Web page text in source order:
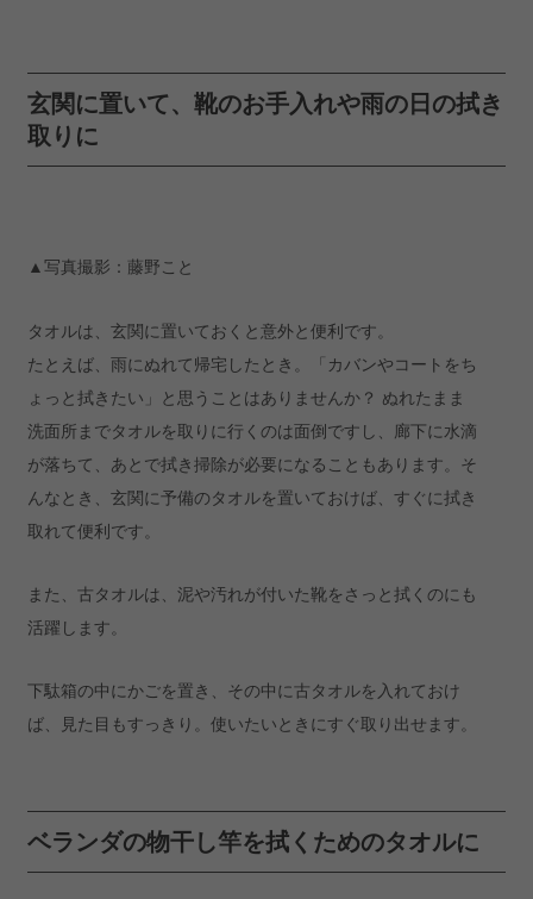
玄関に置いて、靴のお手入れや雨の日の拭き
取りに
▲写真撮影：藤野こと
タオルは、玄関に置いておくと意外と便利です。
たとえば、雨にぬれて帰宅したとき。「カバンやコートをち
ょっと拭きたい」と思うことはありませんか？ ぬれたまま
洗面所までタオルを取りに行くのは面倒ですし、廊下に水滴
が落ちて、あとで拭き掃除が必要になることもあります。そ
んなとき、玄関に予備のタオルを置いておけば、すぐに拭き
取れて便利です。
また、古タオルは、泥や汚れが付いた靴をさっと拭くのにも
活躍します。
下駄箱の中にかごを置き、その中に古タオルを入れておけ
ば、見た目もすっきり。使いたいときにすぐ取り出せます。
ベランダの物干し竿を拭くためのタオルに